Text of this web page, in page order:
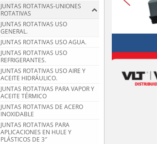
JUNTAS ROTATIVAS-UNIONES
ROTATIVAS
JUNTAS ROTATIVAS USO
GENERAL.
JUNTAS ROTATIVAS USO AGUA.
JUNTAS ROTATIVAS USO
REFRIGERANTES.
JUNTAS ROTATIVAS USO AIRE Y
ACEITE HIDRÁULICO.
JUNTAS ROTATIVAS PARA VAPOR Y
ACEITE TÉRMICO
JUNTAS ROTATIVAS DE ACERO
INOXIDABLE
JUNTAS ROTATIVAS PARA
APLICACIONES EN HULE Y
PLÁSTICOS DE 3″